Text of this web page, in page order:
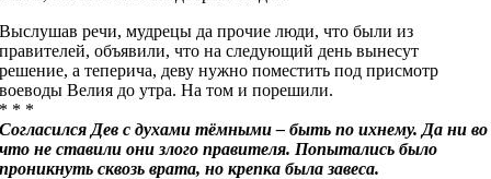
Выслушав речи, мудрецы да прочие люди, что были из
правителей, объявили, что на следующий день вынесут
решение, а теперича, деву нужно поместить под присмотр
воеводы Велия до утра. На том и порешили.
* * *
Согласился Дев с духами тёмными – быть по ихнему. Да ни во
что не ставили они злого правителя. Попытались было
проникнуть сквозь врата, но крепка была завеса.